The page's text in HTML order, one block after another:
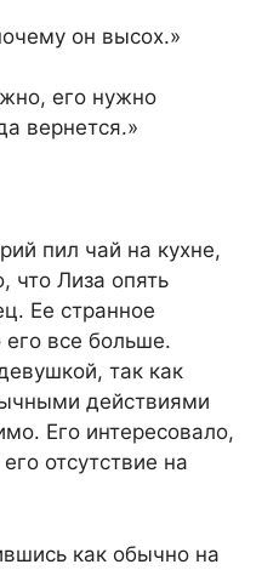
он высох.»
его нужно
вернется.»
пил чай на кухне,
что Лиза опять
Ее странное
все больше.
так как
действиями
Его интересовало,
отсутствие на
как обычно на